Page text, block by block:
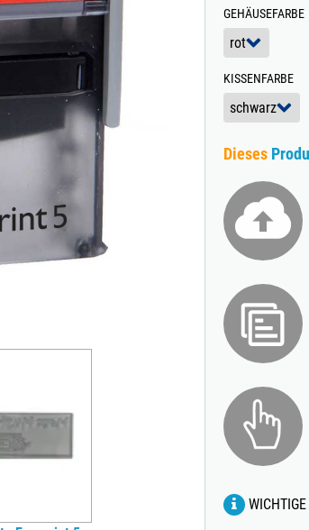
TRODAT® CREATIVE MINI STEMPEL + KISSEN SET
GEHÄUSEFARBE
KISSENFARBE
Dieses
WICHTIGE